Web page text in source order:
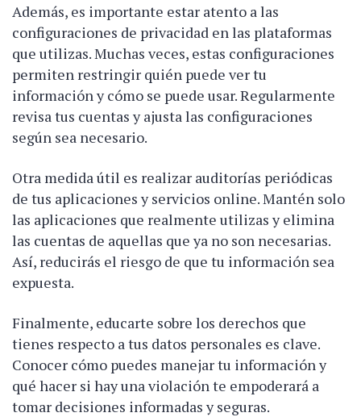
Además, es importante estar atento a las
configuraciones de privacidad en las plataformas
que utilizas. Muchas veces, estas configuraciones
permiten restringir quién puede ver tu
información y cómo se puede usar. Regularmente
revisa tus cuentas y ajusta las configuraciones
según sea necesario.
Otra medida útil es realizar auditorías periódicas
de tus aplicaciones y servicios online. Mantén solo
las aplicaciones que realmente utilizas y elimina
las cuentas de aquellas que ya no son necesarias.
Así, reducirás el riesgo de que tu información sea
expuesta.
Finalmente, educarte sobre los derechos que
tienes respecto a tus datos personales es clave.
Conocer cómo puedes manejar tu información y
qué hacer si hay una violación te empoderará a
tomar decisiones informadas y seguras.